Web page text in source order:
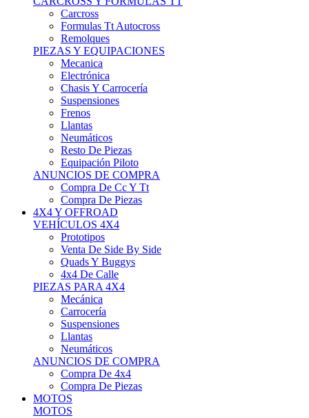
Formulas Tt Autocross
Remolques
PIEZAS Y EQUIPACIONES
Mecanica
Electrónica
Chasis Y Carrocería
Suspensiones
Frenos
Llantas
Neumáticos
Resto De Piezas
Equipación Piloto
ANUNCIOS DE COMPRA
Compra De Cc Y Tt
Compra De Piezas
4X4 Y OFFROAD
VEHÍCULOS 4X4
Prototipos
Venta De Side By Side
Quads Y Buggys
4x4 De Calle
PIEZAS PARA 4X4
Mecánica
Carrocería
Suspensiones
Llantas
Neumáticos
ANUNCIOS DE COMPRA
Compra De 4x4
Compra De Piezas
MOTOS
MOTOS
Motos De Circuito